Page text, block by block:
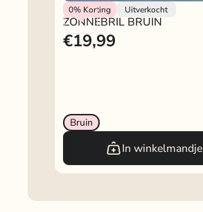
0% Korting Uitverkocht
Rokjeklokje
ZONNEBRIL BRUIN
€19,99
Bruin
In winkelmandje